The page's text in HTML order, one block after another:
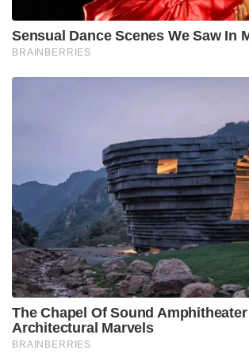
Sensual Dance Scenes We Saw In
BRAINBERRIES
The Chapel Of Sound Amphitheater
Architectural Marvels
BRAINBERRIES